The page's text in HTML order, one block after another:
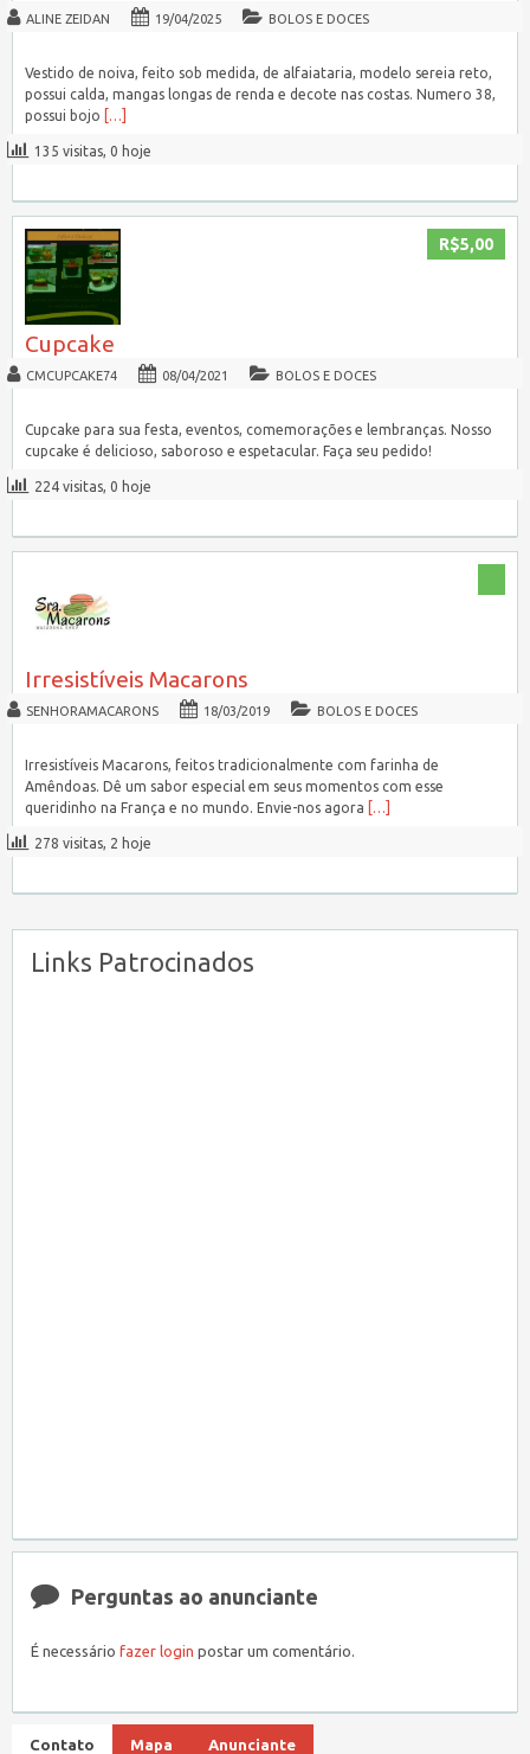
ALINE ZEIDAN 19/04/2025 BOLOS E DOCES
Vestido de noiva, feito sob medida, de alfaiataria, modelo sereia reto,
possui calda, mangas longas de renda e decote nas costas. Numero 38,
possui bojo […]
135 visitas, 0 hoje
R$5,00
Cupcake
CMCUPCAKE74 08/04/2021 BOLOS E DOCES
Cupcake para sua festa, eventos, comemorações e lembranças. Nosso
cupcake é delicioso, saboroso e espetacular. Faça seu pedido!
224 visitas, 0 hoje
Irresistíveis Macarons
SENHORAMACARONS 18/03/2019 BOLOS E DOCES
Irresistíveis Macarons, feitos tradicionalmente com farinha de
Amêndoas. Dê um sabor especial em seus momentos com esse
queridinho na França e no mundo. Envie-nos agora […]
278 visitas, 2 hoje
Links Patrocinados
Perguntas ao anunciante
É necessário fazer login postar um comentário.
Contato Mapa Anunciante